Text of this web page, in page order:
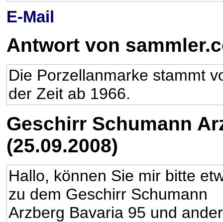
E-Mail
Antwort von
Die Porzellanmarke stammt
der Zeit ab 1966.
Geschirr Schumann
(25.09.2008)
Hallo, können Sie mir bitte
zu dem Geschirr Schumann
Arzberg Bavaria 95 und